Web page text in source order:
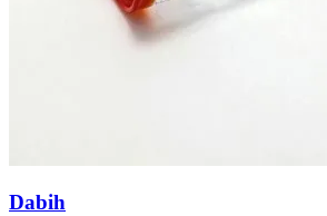
Dabih